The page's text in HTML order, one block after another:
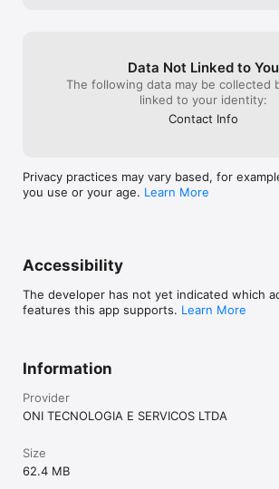
Data Not Linked to You
The following data may be collected
linked to your identity:
Contact Info
Privacy practices may vary based, for
you use or your age. Learn More
Accessibility
The developer has not yet indicated which
features this app supports. Learn More
Information
Provider
ONI TECNOLOGIA E SERVICOS LTDA
Size
62.4 MB